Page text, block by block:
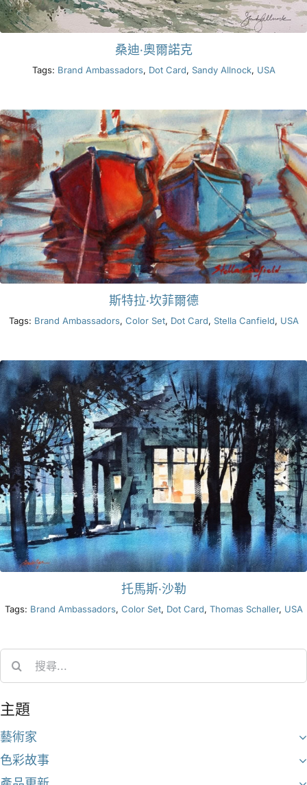
桑迪·奧爾諾克
Tags: Brand Ambassadors, Dot Card, Sandy Allnock, USA
斯特拉·坎菲爾德
Tags: Brand Ambassadors, Color Set, Dot Card, Stella Canfield, USA
托馬斯·沙勒
Tags: Brand Ambassadors, Color Set, Dot Card, Thomas Schaller, USA
主題
藝術家
色彩故事